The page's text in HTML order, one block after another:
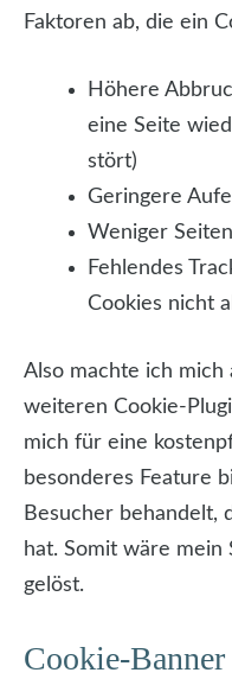
Faktoren ab, die ein
Höhere
eine Seite
stört)
Geringere
Weniger
Fehlendes
Cookies nicht
Also machte ich mich
weiteren Cookie-
mich für eine
besonderes Feature
Besucher behandelt,
hat. Somit wäre
gelöst.
Cookie-